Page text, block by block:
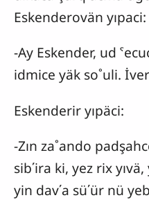
Eskenderovän yıpaci:
-Ay Eskender, ud
idmice yäk so˚uli.
Eskenderir yıpäci:
-Zın za˚ando
sib΄ira ki, yez rix
yin dav΄a sü΄ür nü